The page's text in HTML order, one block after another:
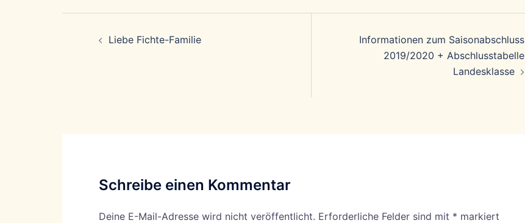
Beitragsnavigation
Liebe Fichte-Familie
Informationen zum Saisonabschluss
2019/2020 + Abschlusstabelle
Landesklasse
Schreibe einen Kommentar
Deine E-Mail-Adresse wird nicht veröffentlicht. Erforderliche Felder sind mit * markiert